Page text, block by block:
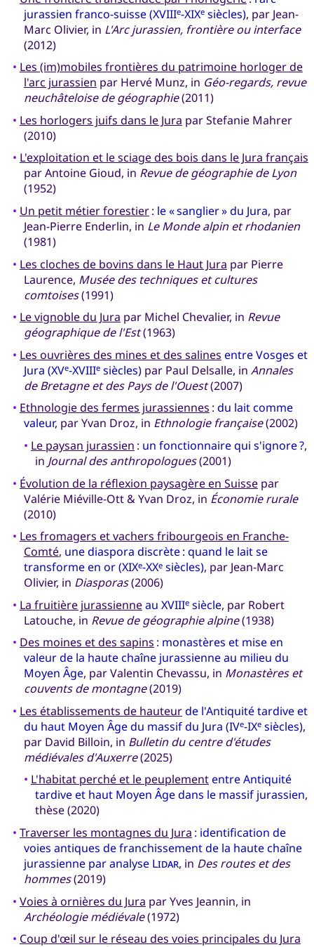
jurassien franco-suisse (XVIIIe-XIXesiècles), par Jean-
Marc Olivier, in L'Arc jurassien, frontière ou interface
(2012)
• Les (im)mobiles frontières du patrimoine horloger de
l'arc jurassien par Hervé Munz, in Géo-regards, revue
neuchâteloise de géographie(2011)
• Les horlogers juifs dans le Jura par Stefanie Mahrer
(2010)
• L'exploitation et le sciage des bois dans le Jura français
par Antoine Gioud, in Revue de géographie de Lyon
(1952)
• Un petit métier forestier: le « sanglier » du Jura, par
Jean-Pierre Enderlin, in Le Monde alpin et rhodanien
(1981)
• Les cloches de bovins dans le Haut Jura par Pierre
Laurence, Musée des techniques et cultures
comtoises(1991)
• Le vignoble du Jura par Michel Chevalier, in Revue
géographique de l'Est(1963)
• Les ouvrières des mines et des salines entre Vosges et
Jura (XVe-XVIIIesiècles)par Paul Delsalle, in Annales
de Bretagne et des Pays de l'Ouest(2007)
• Ethnologie des fermes jurassiennes : du lait comme
valeur, par Yvan Droz, in Ethnologie française(2002)
• Le paysan jurassien : un fonctionnaire qui s'ignore ?,
in Journal des anthropologues(2001)
• Évolution de la réflexion paysagère en Suissepar
Valérie Miéville-Ott & Yvan Droz, in Économie rurale
(2010)
• Les fromagers et vachers fribourgeois en Franche-
Comté, une diaspora discrète : quand le lait se
transforme en or (XIXe-XXesiècles), par Jean-Marc
Olivier, in Diasporas(2006)
• La fruitière jurassienneau XVIIIesiècle, par Robert
Latouche, in Revue de géographie alpine(1938)
• Des moines et des sapins : monastères et mise en
valeur de la haute chaîne jurassienne au milieu du
Moyen Âge, par Valentin Chevassu, in Monastères et
couvents de montagne(2019)
• Les établissements de hauteurde l'Antiquité tardive et
du haut Moyen Âge du massif du Jura (IVe-IXesiècles),
par David Billoin, in Bulletin du centre d'études
médiévales d'Auxerre(2025)
• L'habitat perché et le peuplemententre Antiquité
tardive et haut Moyen Âge dans le massif jurassien,
thèse (2020)
• Traverser les montagnes du Jura : identification de
voies antiques de franchissement de la haute chaîne
jurassienne par analyse Lidar, in Des routes et des
hommes(2019)
• Voies à ornières du Jura par Yves Jeannin, in
Archéologie médiévale(1972)
• Coup d'œil sur le réseau des voies principales du Jura